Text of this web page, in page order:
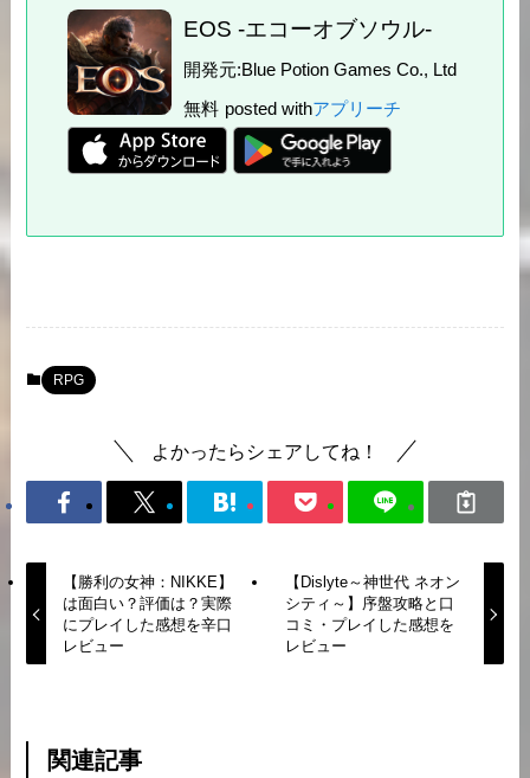
EOS -エコーオブソウル-
開発元:Blue Potion Games Co., Ltd
無料 posted withアプリーチ
RPG
よかったらシェアしてね！
【勝利の女神：NIKKE】
は面白い？評価は？実際
にプレイした感想を辛口
レビュー
【Dislyte～神世代 ネオン
シティ～】序盤攻略と口
コミ・プレイした感想を
レビュー
関連記事